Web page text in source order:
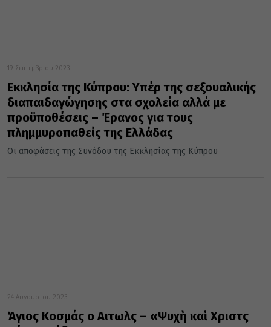
19 Σεπτεμβρίου 2023
Εκκλησία της Κύπρου: Υπέρ της σεξουαλικής
διαπαιδαγώγησης στα σχολεία αλλά με
προϋποθέσεις – Έρανος για τους
πλημμυροπαθείς της Ελλάδας
Οι αποφάσεις της Συνόδου της Εκκλησίας της Κύπρου
24 Αυγούστου 2023
Άγιος Κοσμάς ο Αιτωλὸς – «Ψυχὴ καὶ Χριστὸς